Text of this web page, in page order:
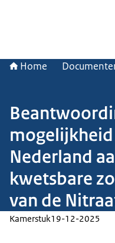
Home
Nederland
kwetsbare
van de
Kamerstuk19-12-2025